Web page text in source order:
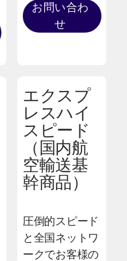
お問い合わ
せ
エクスプ
レスハイ
スピード
（国内航
空輸送基
幹商品）
圧倒的スピード
と全国ネットワ
ークでお客様の